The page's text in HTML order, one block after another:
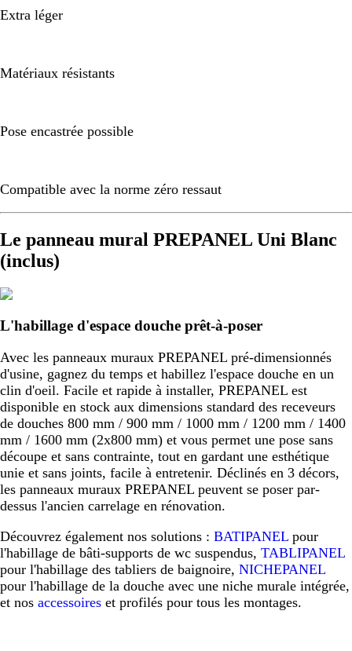
Extra léger
Matériaux résistants
Pose encastrée possible
Compatible avec la norme zéro ressaut
Le panneau mural PREPANEL Uni Blanc
(inclus)
L'habillage d'espace douche prêt-à-poser
Avec les panneaux muraux PREPANEL pré-dimensionnés
d'usine, gagnez du temps et habillez l'espace douche en un
clin d'oeil. Facile et rapide à installer, PREPANEL est
disponible en stock aux dimensions standard des receveurs
de douches 800 mm / 900 mm / 1000 mm / 1200 mm / 1400
mm / 1600 mm (2x800 mm) et vous permet une pose sans
découpe et sans contrainte, tout en gardant une esthétique
unie et sans joints, facile à entretenir. Déclinés en 3 décors,
les panneaux muraux PREPANEL peuvent se poser par-
dessus l'ancien carrelage en rénovation.
Découvrez également nos solutions : BATIPANEL pour
l'habillage de bâti-supports de wc suspendus, TABLIPANEL
pour l'habillage des tabliers de baignoire, NICHEPANEL
pour l'habillage de la douche avec une niche murale intégrée,
et nos accessoires et profilés pour tous les montages.